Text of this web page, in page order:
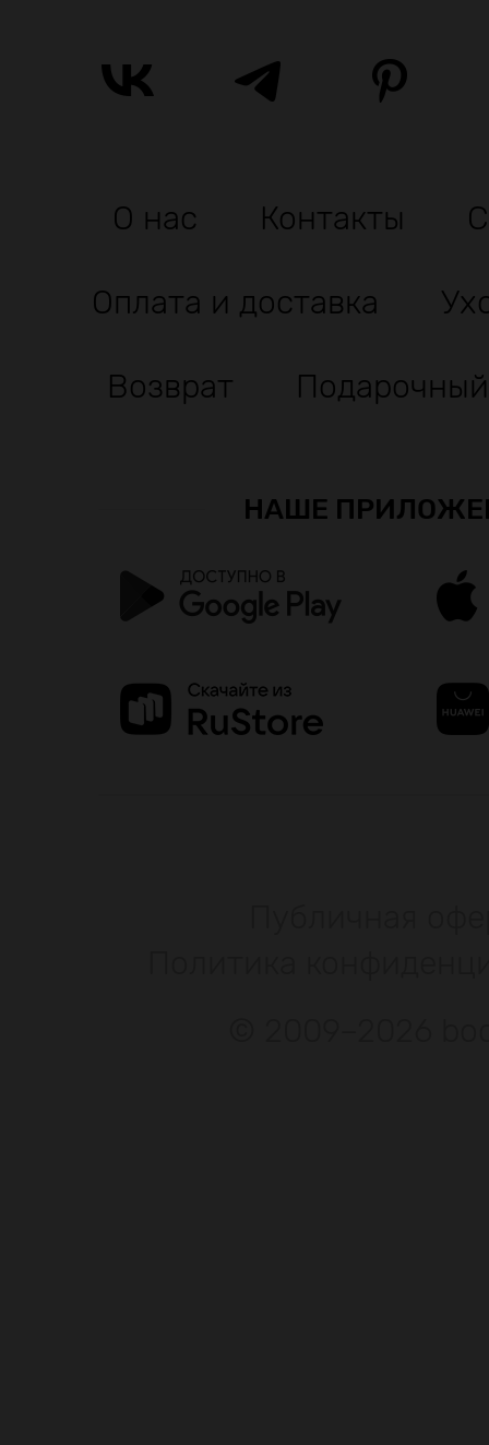
О нас Контакты
Оплата и доставка
Возврат
НАШЕ